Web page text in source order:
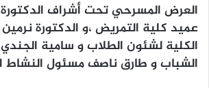
العرض المسرحي تحت أشراف
عميد كلية التمريض ،و الدكتورة
الكلية لشئون الطلاب و سامية الجندي
الشباب و طارق ناصف مسئول النشاط